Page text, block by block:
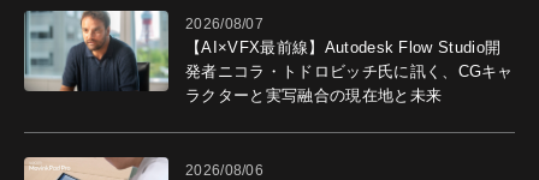
2026/08/07
【AI×VFX最前線】Autodesk Flow Studio開
発者ニコラ・トドロビッチ氏に訊く、CGキャ
ラクターと実写融合の現在地と未来
2026/08/06